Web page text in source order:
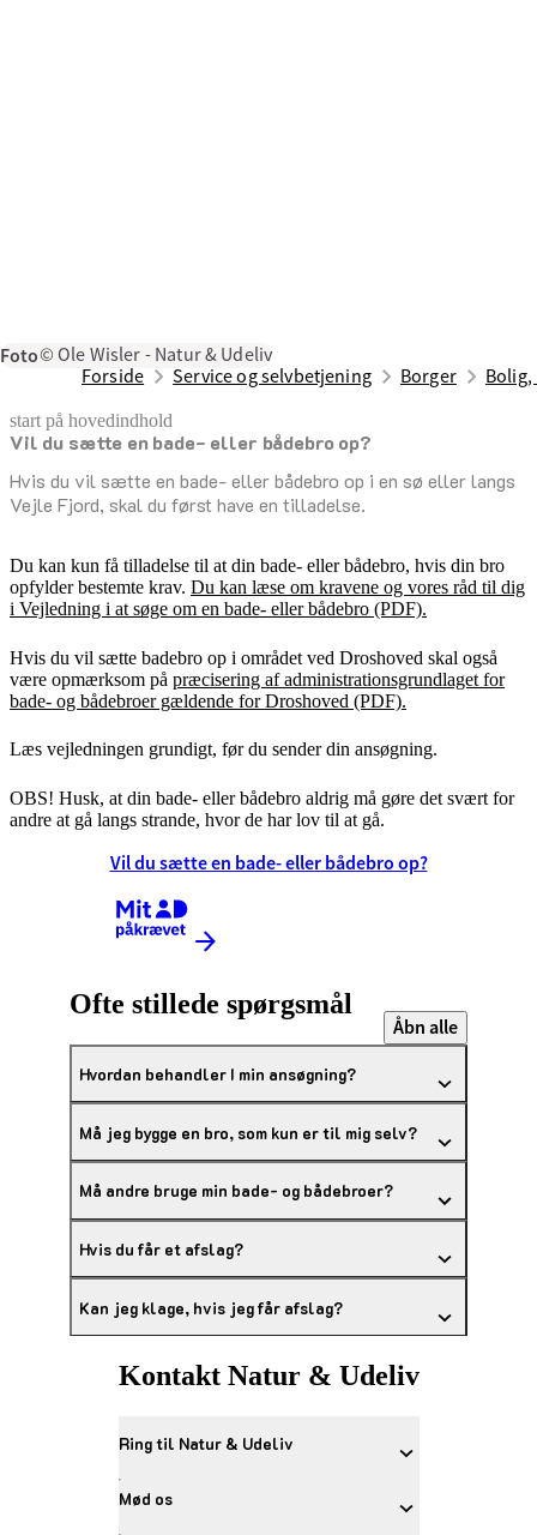
Foto© Ole Wisler - Natur & Udeliv
Forside
Service og selvbetjening Borger
start på hovedindhold
Vil du sætte en bade- eller bådebro op?
Hvis du vil sætte en bade- eller bådebro op i en sø eller langs
Vejle Fjord, skal du først have en tilladelse.
senest opdateret 10. april 2025
Du kan kun få tilladelse til at din bade- eller bådebro, hvis din bro
opfylder bestemte krav. Du kan læse om kravene og vores råd til dig
i Vejledning i at søge om en bade- eller bådebro (PDF).
Hvis du vil sætte badebro op i området ved Droshoved skal også
være opmærksom på præcisering af administrationsgrundlaget for
bade- og bådebroer gældende for Droshoved (PDF).
Læs vejledningen grundigt, før du sender din ansøgning.
OBS! Husk, at din bade- eller bådebro aldrig må gøre det svært for
andre at gå langs strande, hvor de har lov til at gå.
Vil du sætte en bade- eller både­bro op?
Kræver MitID
Ofte stillede spørgsmål
Åbn alle
Hvordan behandler I min ansøgning?
Må jeg bygge en bro, som kun er til mig selv?
Må andre bruge min bade- og bådebroer?
Hvis du får et afslag?
Kan jeg klage, hvis jeg får afslag?
Kontakt Natur & Udeliv
Ring til Natur & Udeliv
Mød os